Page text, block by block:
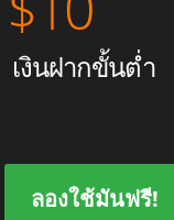
เงินฝากขั้นต่ำ
ลองใช้มันฟรี!